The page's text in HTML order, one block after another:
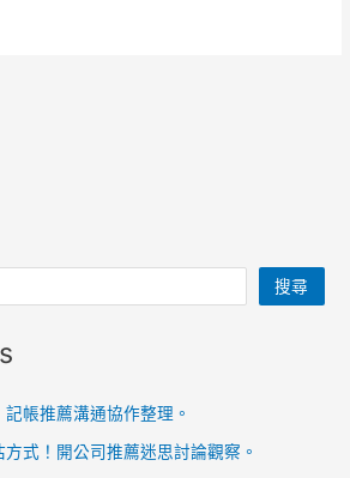
搜尋
帳推薦溝通協作整理。
式！開公司推薦迷思討論觀察。